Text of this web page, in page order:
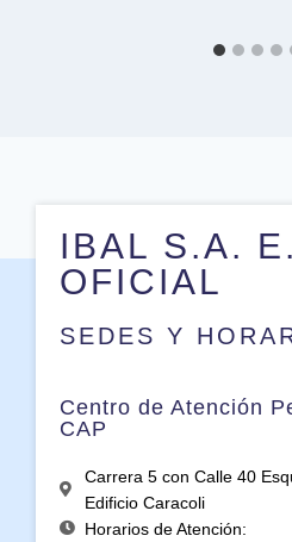
IBAL S.A.
OFICIAL
SEDES Y
Centro de Atención
CAP
Carrera 5 con Calle 40
Edificio Caracoli
Horarios de Atención: